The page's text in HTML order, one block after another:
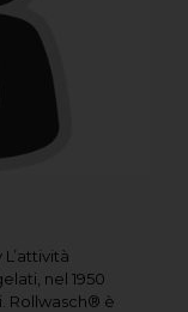
nel 1950
Rollwasch® è